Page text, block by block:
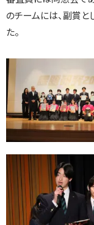
のチームには、副賞
た。